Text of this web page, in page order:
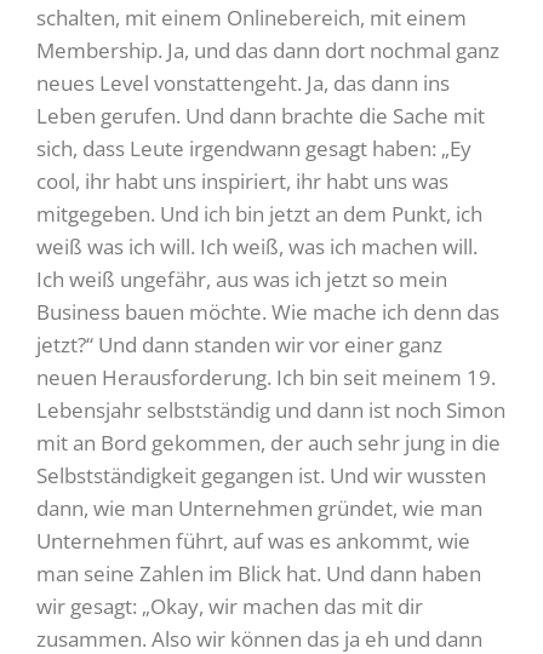
schalten, mit einem Onlinebereich, mit einem
Membership. Ja, und das dann dort nochmal ganz
neues Level vonstattengeht. Ja, das dann ins
Leben gerufen. Und dann brachte die Sache mit
sich, dass Leute irgendwann gesagt haben: „Ey
cool, ihr habt uns inspiriert, ihr habt uns was
mitgegeben. Und ich bin jetzt an dem Punkt, ich
weiß was ich will. Ich weiß, was ich machen will.
Ich weiß ungefähr, aus was ich jetzt so mein
Business bauen möchte. Wie mache ich denn das
jetzt?“ Und dann standen wir vor einer ganz
neuen Herausforderung. Ich bin seit meinem 19.
Lebensjahr selbstständig und dann ist noch Simon
mit an Bord gekommen, der auch sehr jung in die
Selbstständigkeit gegangen ist. Und wir wussten
dann, wie man Unternehmen gründet, wie man
Unternehmen führt, auf was es ankommt, wie
man seine Zahlen im Blick hat. Und dann haben
wir gesagt: „Okay, wir machen das mit dir
zusammen. Also wir können das ja eh und dann